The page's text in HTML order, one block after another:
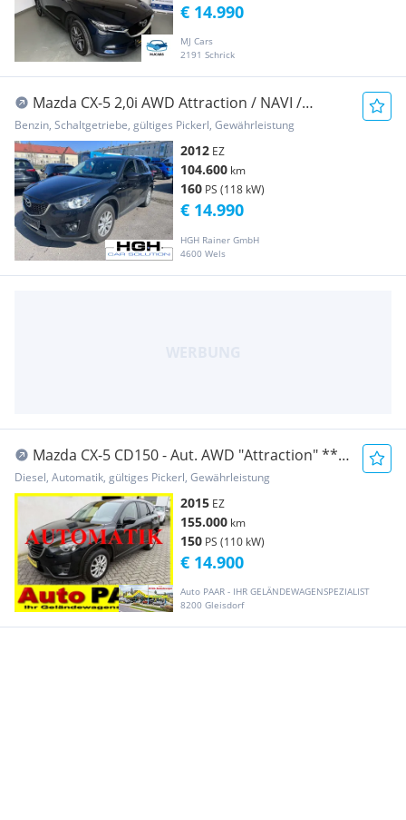
MJ Cars
2191 Schrick
€ 14.990
Mazda CX-5 2,0i AWD Attraction / NAVI /
SITZHEIZUNG ...
Benzin, Schaltgetriebe, gültiges Pickerl, Gewährleistung
2012 EZ
104.600 km
160 PS (118 kW)
HGH Rainer GmbH
4600 Wels
€ 14.990
Mazda CX-5 CD150 - Aut. AWD "Attraction" ***
TOP - Ausstattung ***
Diesel, Automatik, gültiges Pickerl, Gewährleistung
2015 EZ
155.000 km
150 PS (110 kW)
Auto PAAR - IHR GELÄNDEWAGENSPEZIALIST
8200 Gleisdorf
€ 14.900